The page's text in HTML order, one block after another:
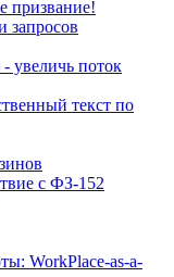
призвание!
запросов
увеличь поток
текст по
с ФЗ-152
WorkPlace-as-a-